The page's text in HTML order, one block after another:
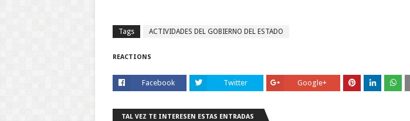
Tags ACTIVIDADES DEL GOBIERNO DEL ESTADO
REACTIONS
Facebook Twitter Google+
TAL VEZ TE INTERESEN ESTAS ENTRADAS